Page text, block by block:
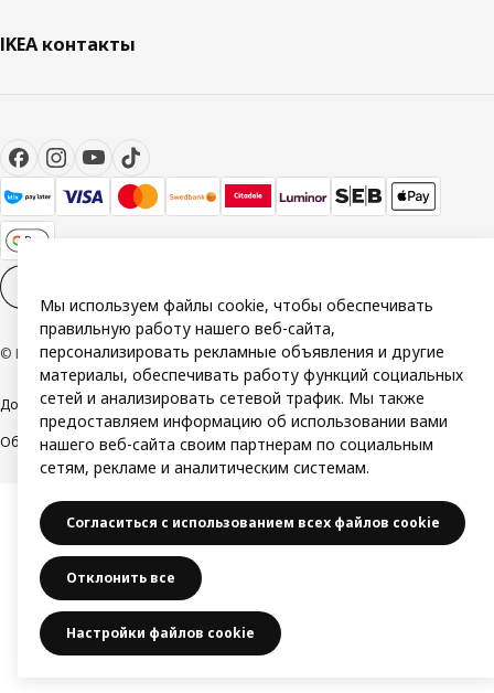
IKEA контакты
© Inter IKEA Systems B.V. 1999-2026
Доступность Политика конфиденциальности и использования cookie
Общие условияСвяжитесь с нами
Мы используем файлы cookie, чтобы обеспечивать
правильную работу нашего веб-сайта,
персонализировать рекламные объявления и другие
материалы, обеспечивать работу функций социальных
сетей и анализировать сетевой трафик. Мы также
предоставляем информацию об использовании вами
нашего веб-сайта своим партнерам по социальным
сетям, рекламе и аналитическим системам.
Согласиться с использованием всех файлов cookie
Отклонить все
Настройки файлов cookie